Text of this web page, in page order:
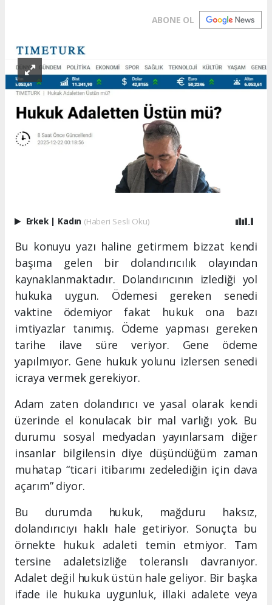
ABONE OL
Erkek Kadın (Haberi Sesli Oku)
Bu konuyu yazı haline getirmem bizzat kendi
başıma gelen bir dolandırıcılık olayından
kaynaklanmaktadır. Dolandırıcının izlediği yol
hukuka uygun. Ödemesi gereken senedi
vaktine ödemiyor fakat hukuk ona bazı
imtiyazlar tanımış. Ödeme yapması gereken
tarihe ilave süre veriyor. Gene ödeme
yapılmıyor. Gene hukuk yolunu izlersen senedi
icraya vermek gerekiyor.
Adam zaten dolandırıcı ve yasal olarak kendi
üzerinde el konulacak bir mal varlığı yok. Bu
durumu sosyal medyadan yayınlarsam diğer
insanlar bilgilensin diye düşündüğüm zaman
muhatap “ticari itibarımı zedelediğin için dava
açarım” diyor.
Bu durumda hukuk, mağduru haksız,
dolandırıcıyı haklı hale getiriyor. Sonuçta bu
örnekte hukuk adaleti temin etmiyor. Tam
tersine adaletsizliğe toleranslı davranıyor.
Adalet değil hukuk üstün hale geliyor. Bir başka
ifade ile hukuka uygunluk, illaki adalete veya